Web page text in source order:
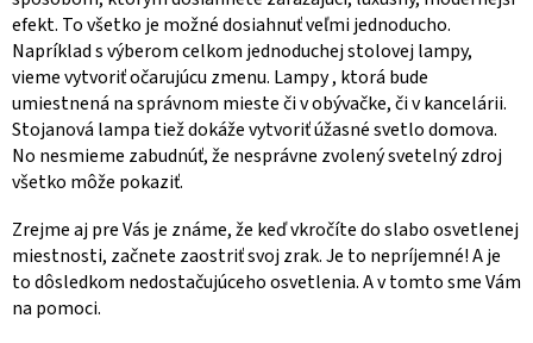
efekt. To všetko je možné dosiahnuť veľmi jednoducho.
Napríklad s výberom celkom jednoduchej stolovej lampy,
vieme vytvoriť očarujúcu zmenu. Lampy , ktorá bude
umiestnená na správnom mieste či v obývačke, či v kancelárii.
Stojanová lampa tiež dokáže vytvoriť úžasné svetlo domova.
No nesmieme zabudnúť, že nesprávne zvolený svetelný zdroj
všetko môže pokaziť.
Zrejme aj pre Vás je známe, že keď vkročíte do slabo osvetlenej
miestnosti, začnete zaostriť svoj zrak. Je to nepríjemné! A je
to dôsledkom nedostačujúceho osvetlenia. A v tomto sme Vám
na pomoci.